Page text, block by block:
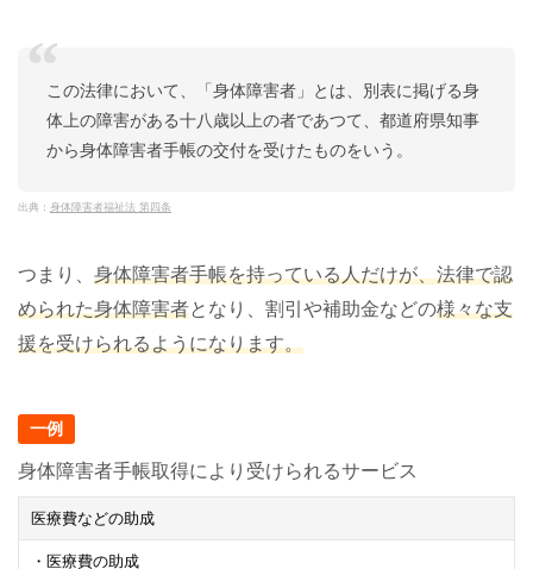
この法律において、「身体障害者」とは、別表に掲げる身
体上の障害がある十八歳以上の者であつて、都道府県知事
から身体障害者手帳の交付を受けたものをいう。
出典： 身体障害者福祉法 第四条
つまり、 身体障害者手帳を持っている人だけが、法律で認
められた身体障害者となり、割引や補助金などの様々な支
援を受けられるようになります。
一例
身体障害者手帳取得により受けられるサービス
医療費などの助成
・医療費の助成